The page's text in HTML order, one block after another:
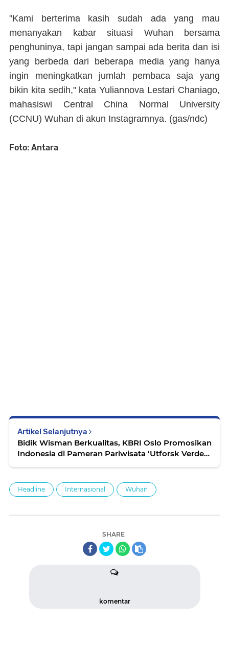
"Kami berterima kasih sudah ada yang mau
menanyakan kabar situasi Wuhan bersama
penghuninya, tapi jangan sampai ada berita dan isi
yang berbeda dari beberapa media yang hanya
ingin meningkatkan jumlah pembaca saja yang
bikin kita sedih," kata Yuliannova Lestari Chaniago,
mahasiswi Central China Normal University
(CCNU) Wuhan di akun Instagramnya. (gas/ndc)
Foto: Antara
Artikel Selanjutnya
Bidik Wisman Berkualitas, KBRI Oslo Promosikan
Indonesia di Pameran Pariwisata ‘Utforsk Verden’
Headline Internasional Wuhan
SHARE
komentar